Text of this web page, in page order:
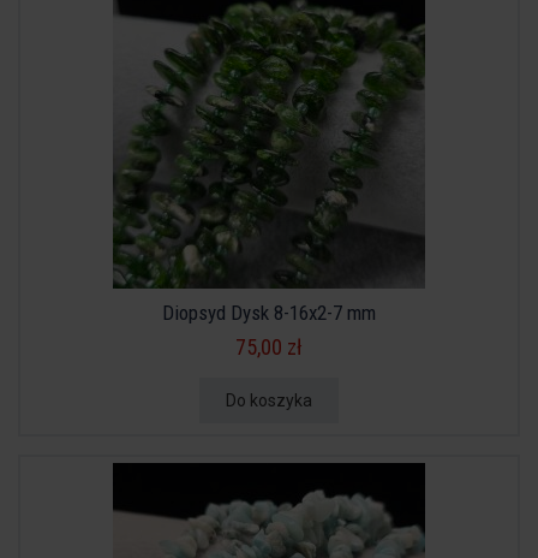
Diopsyd Dysk 8-16x2-7 mm
75,00 zł
Do koszyka